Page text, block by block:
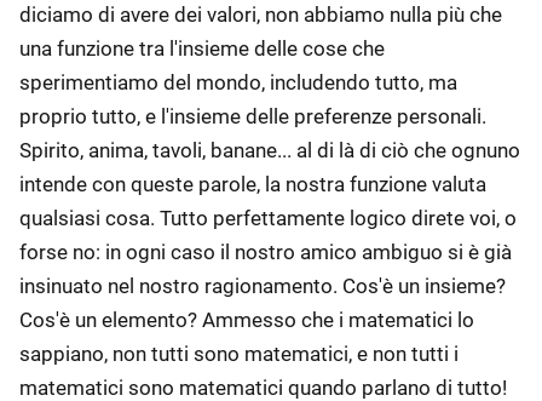
diciamo di avere dei valori, non abbiamo nulla più che
una funzione tra l'insieme delle cose che
sperimentiamo del mondo, includendo tutto, ma
proprio tutto, e l'insieme delle preferenze personali.
Spirito, anima, tavoli, banane... al di là di ciò che ognuno
intende con queste parole, la nostra funzione valuta
qualsiasi cosa. Tutto perfettamente logico direte voi, o
forse no: in ogni caso il nostro amico ambiguo si è già
insinuato nel nostro ragionamento. Cos'è un insieme?
Cos'è un elemento? Ammesso che i matematici lo
sappiano, non tutti sono matematici, e non tutti i
matematici sono matematici quando parlano di tutto!